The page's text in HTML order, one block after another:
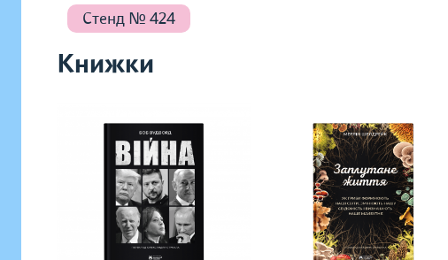
Стенд № 424
Книжки